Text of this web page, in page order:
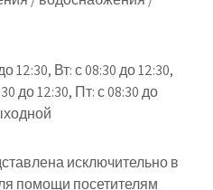
12:30, Вт: с 08:30 до 12:30,
до 12:30, Пт: с 08:30 до
исключительно в
помощи посетителям